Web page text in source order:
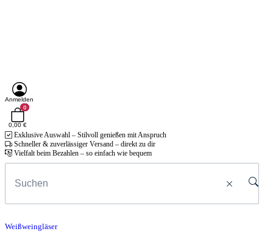
Anmelden
0
0,00 €
Exklusive Auswahl – Stilvoll genießen mit Anspruch
Schneller & zuverlässiger Versand – direkt zu dir
Vielfalt beim Bezahlen – so einfach wie bequem
Weißweingläser